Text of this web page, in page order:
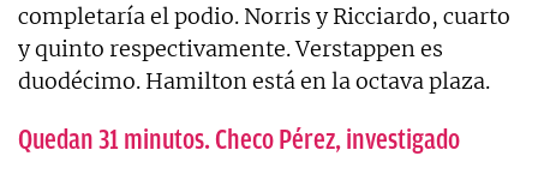
completaría el podio. Norris y Ricciardo, cuarto
y quinto respectivamente. Verstappen es
duodécimo. Hamilton está en la octava plaza.
Quedan 31 minutos. Checo Pérez, investigado